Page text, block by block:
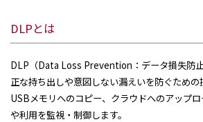
DLPとは
DLP（Data Loss Prevention：データ損失防
正な持ち出しや意図しない漏えいを防ぐための
USBメモリへのコピー、クラウドへのアップ
や利用を監視・制御します。